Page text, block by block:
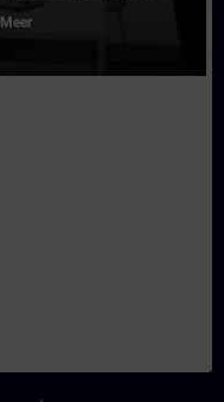
Meer